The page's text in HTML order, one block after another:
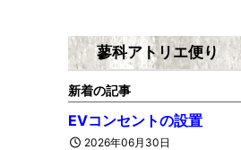
蓼科アトリエ便り
新着の記事
EVコンセントの設置
2026年06月30日